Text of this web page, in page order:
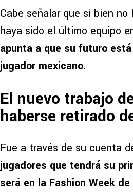
Cabe señalar que si bien
haya sido el último equipo
apunta a que su futuro
jugador mexicano.
El nuevo trabajo
haberse retirado
Fue a través de su cuenta
jugadores que tendrá su
será en la Fashion Week